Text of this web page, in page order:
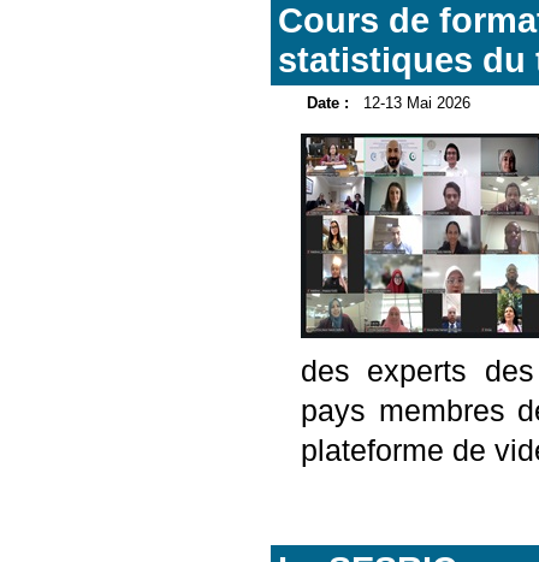
Cours de
statistiques du
Date : 12-13 Mai 2026
des experts
pays membres
plateforme de